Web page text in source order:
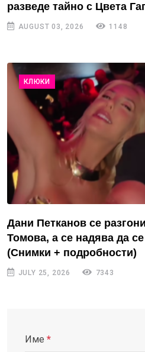
разведе тайно с Цвета
AUGUST 03, 2026 1148
КЛЮКИ
Дани Петканов се
Томова, а се надява да
(Снимки + подробности)
JULY 25, 2026 7343
Име *